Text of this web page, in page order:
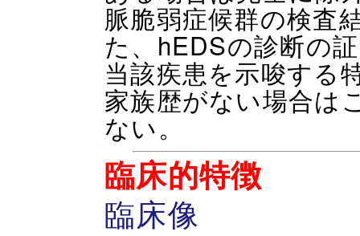
脈脆弱症候群の検査
た、hEDSの診断の
当該疾患を示唆する
家族歴がない場合は
ない。
臨床的特徴
臨床像